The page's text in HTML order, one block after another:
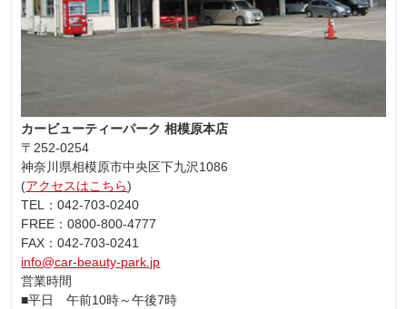
カービューティーパーク 相模原本店
〒252-0254
神奈川県相模原市中央区下九沢1086
(アクセスはこちら)
TEL：042-703-0240
FREE：0800-800-4777
FAX：042-703-0241
info@car-beauty-park.jp
営業時間
■平日 午前10時～午後7時